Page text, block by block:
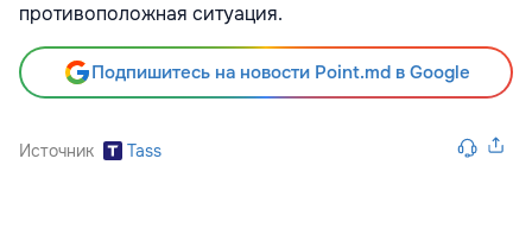
противоположная ситуация.
Подпишитесь на новости Point.md в Google
Источник Tass